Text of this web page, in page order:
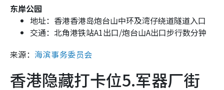
东岸公园
地址：香港香港岛炮台山中环及湾仔绕道隧道入口
交通：北角港铁站A1出口/炮台山A出口步行数分钟
来源： 海滨事务委员会
香港隐藏打卡位5.军器厂街